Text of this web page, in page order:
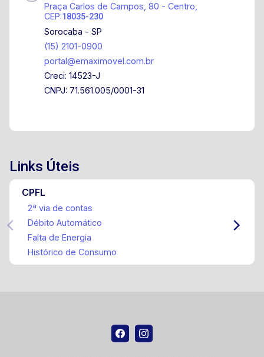
Praça Carlos de Campos, 80 - Centro,
CEP:18035-230
Sorocaba - SP
(15) 2101-0900
portal@emaximovel.com.br
Creci: 14523-J
CNPJ: 71.561.005/0001-31
Links Úteis
CPFL
2ª via de contas
Débito Automático
Falta de Energia
Histórico de Consumo